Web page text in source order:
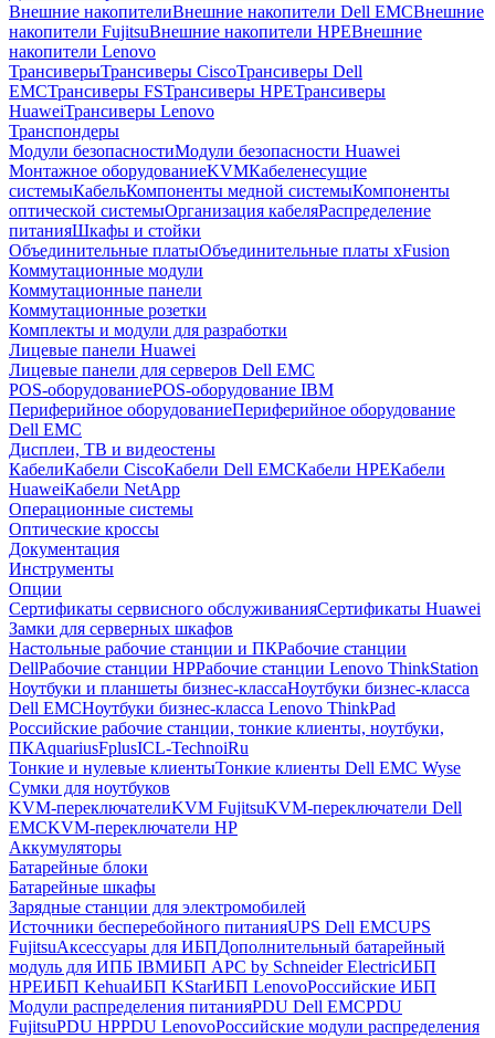
Внешние накопителиВнешние накопители Dell EMCВнешние
накопители FujitsuВнешние накопители HPEВнешние
накопители Lenovo
ТрансиверыТрансиверы CiscoТрансиверы Dell
EMCТрансиверы FSТрансиверы HPEТрансиверы
HuaweiТрансиверы Lenovo
Транспондеры
Модули безопасностиМодули безопасности Huawei
Монтажное оборудованиеKVMКабеленесущие
системыКабельКомпоненты медной системыКомпоненты
оптической системыОрганизация кабеляРаспределение
питанияШкафы и стойки
Объединительные платыОбъединительные платы xFusion
Коммутационные модули
Коммутационные панели
Коммутационные розетки
Комплекты и модули для разработки
Лицевые панели Huawei
Лицевые панели для серверов Dell EMC
POS-оборудованиеPOS-оборудование IBM
Периферийное оборудованиеПериферийное оборудование
Dell EMC
Дисплеи, ТВ и видеостены
КабелиКабели CiscoКабели Dell EMCКабели HPEКабели
HuaweiКабели NetApp
Операционные системы
Оптические кроссы
Документация
Инструменты
Опции
Сертификаты сервисного обслуживанияСертификаты Huawei
Замки для серверных шкафов
Настольные рабочие станции и ПКРабочие станции
DellРабочие станции HPРабочие станции Lenovo ThinkStation
Ноутбуки и планшеты бизнес-классаНоутбуки бизнес-класса
Dell EMCНоутбуки бизнес-класса Lenovo ThinkPad
Российские рабочие станции, тонкие клиенты, ноутбуки,
ПКAquariusFplusICL-TechnoiRu
Тонкие и нулевые клиентыТонкие клиенты Dell EMC Wyse
Сумки для ноутбуков
KVM-переключателиKVM FujitsuKVM-переключатели Dell
EMCKVM-переключатели HP
Аккумуляторы
Батарейные блоки
Батарейные шкафы
Зарядные станции для электромобилей
Источники бесперебойного питанияUPS Dell EMCUPS
FujitsuАксессуары для ИБПДополнительный батарейный
модуль для ИПБ IBMИБП APC by Schneider ElectricИБП
HPEИБП KehuaИБП KStarИБП LenovoРоссийские ИБП
Модули распределения питанияPDU Dell EMCPDU
FujitsuPDU HPPDU LenovoРоссийские модули распределения